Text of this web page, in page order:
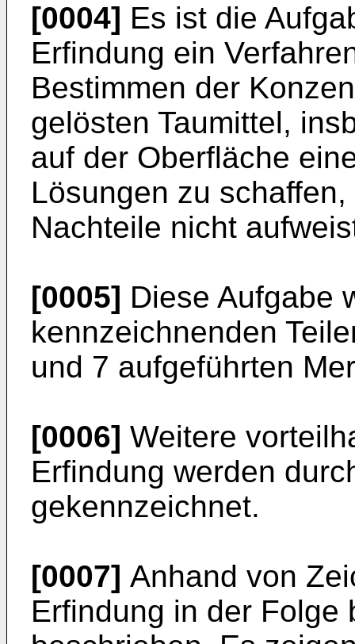
[0004] Es ist die
Erfindung ein
Bestimmen der
gelösten Taumittel,
auf der Oberfläche
Lösungen zu
Nachteile nicht
[0005] Diese Aufgabe
kennzeichnenden
und 7 aufgeführten
[0006] Weitere
Erfindung werden
gekennzeichnet.
[0007] Anhand von
Erfindung in der Folge